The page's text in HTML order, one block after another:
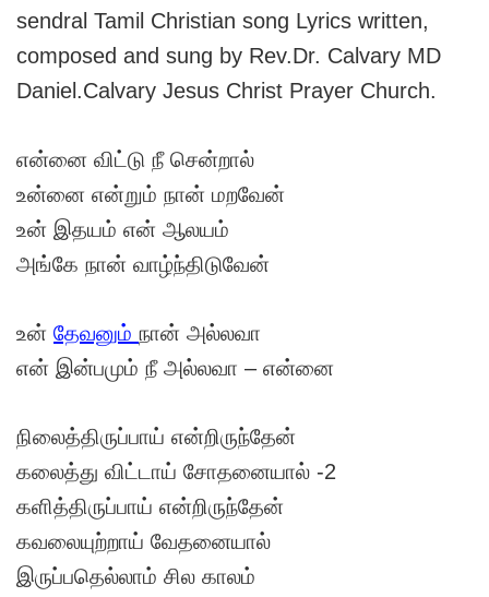
sendral Tamil Christian song Lyrics written,
composed and sung by Rev.Dr. Calvary MD
Daniel.Calvary Jesus Christ Prayer Church.
என்னை விட்டு நீ சென்றால்
உன்னை என்றும் நான் மறவேன்
உன் இதயம் என் ஆலயம்
அங்கே நான் வாழ்ந்திடுவேன்
உன் தேவனும் நான் அல்லவா
என் இன்பமும் நீ அல்லவா – என்னை
நிலைத்திருப்பாய் என்றிருந்தேன்
கலைத்து விட்டாய் சோதனையால் -2
களித்திருப்பாய் என்றிருந்தேன்
கவலையுற்றாய் வேதனையால்
இருப்பதெல்லாம் சில காலம்